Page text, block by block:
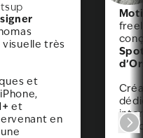
très
et
et
en